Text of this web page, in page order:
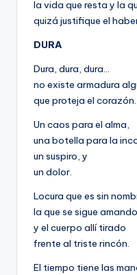
la vida que resta y la
quizá justifique el
DURA
Dura, dura, dura…
no existe armadura
que proteja el corazón.
Un caos para el alma,
una botella para la
un suspiro, y
un dolor.
Locura que es sin
la que se sigue amando
y el cuerpo allí tirado
frente al triste rincón.
El tiempo tiene las